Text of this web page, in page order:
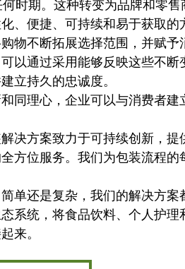
时期。这种转变为品牌和零
、便捷、可持续和易于获取的
物不断拓展选择范围，并赋
以通过采用能够反映这些不
立持久的忠诚度。
同理心，企业可以与消费者
决方案致力于可持续创新，
方位服务。我们为包装流程
单还是复杂，我们的解决方
系统，将食品饮料、个人护
来。